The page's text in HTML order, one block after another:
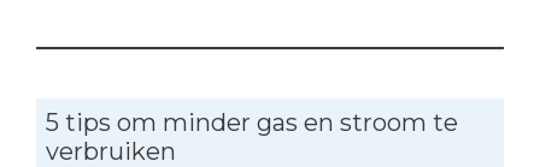
5 tips om minder gas en stroom te
verbruiken